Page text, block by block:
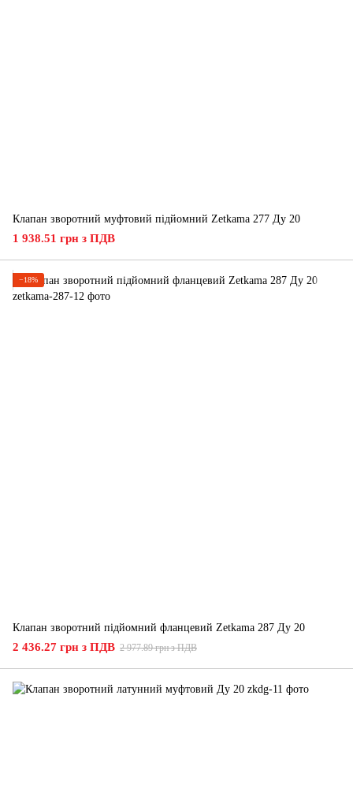
Клапан зворотний муфтовий підйомний Zetkama 277 Ду 20
1 938.51 грн з ПДВ
−18%
Клапан зворотний підйомний фланцевий Zetkama 287 Ду 20
2 436.27 грн з ПДВ 2 977.89 грн з ПДВ